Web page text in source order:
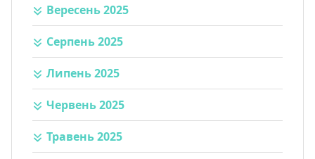
Вересень 2025
Серпень 2025
Липень 2025
Червень 2025
Травень 2025